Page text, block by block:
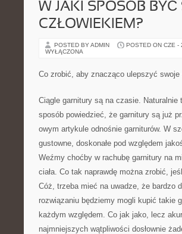
W JAKI SPOSÓB
CZŁOWIEKIEM?
POSTED BY ADMIN POSTED ON CZE -
WYŁĄCZONA
Co zrobić, aby znacząco ulepszyć swoje
Ciągle garnitury są na czasie.
sposób powiedzieć, że garnitury są już
owym artykule odnośnie garniturów. W
gustowne, doskonałe pod względem
Weźmy choćby w rachubę garnitury na
ciała. Co tak naprawdę można zrobić,
Cóż, trzeba mieć na uwadze, że bardzo
rozwiązaniu będziemy mogli kupić takie
każdym względem. Co jak jako, lecz
najmniejszych wątpliwości dosłownie